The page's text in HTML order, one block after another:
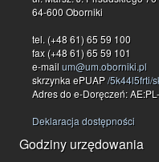
64-600 Oborniki
tel. (+48 61) 65 59 100
fax (+48 61) 65 59 101
e-mailum@um.oborniki.pl
skrzynka ePUAP/5k44l5frti/
Adres do e-Doręczeń:
Deklaracja dostępności
Godziny urzędowania